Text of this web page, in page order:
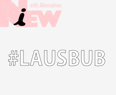
#LAUSBUB